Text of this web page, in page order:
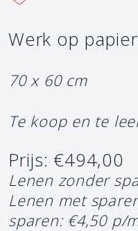
Werk op papier
70 x 60 cm
Te koop en te
Prijs: €494,00
Lenen zonder
Lenen met
sparen: €4,50 p/